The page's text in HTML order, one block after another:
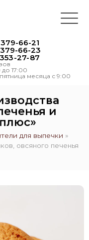
66-21
66-23
27-87
17:00
месяца с 9:00
и
для выпечки »
овсяного печенья